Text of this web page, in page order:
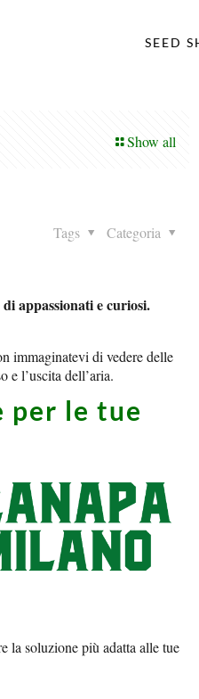
SEED
Show all
Categoria
Tags
appassionati e curiosi.
immaginatevi di vedere delle
e l’uscita dell’aria.
per le tue
la soluzione più adatta alle tue